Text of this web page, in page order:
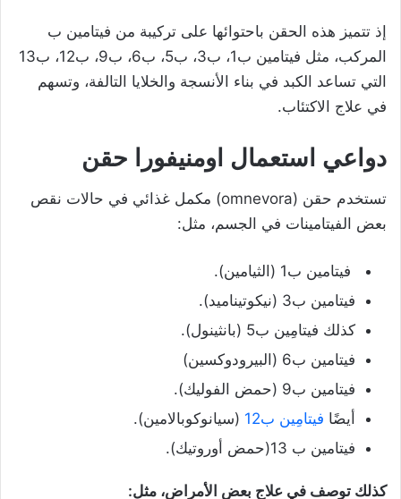
إذ تتميز هذه الحقن باحتوائها على تركيبة من فيتامين ب
المركب، مثل فيتامين ب1، ب3، ب5، ب6، ب9، ب12، ب13
التي تساعد الكبد في بناء الأنسجة والخلايا التالفة، وتسهم
في علاج الاكتئاب.
دواعي استعمال اومنيفورا حقن
تستخدم حقن (omnevora) مكمل غذائي في حالات نقص
بعض الفيتامينات في الجسم، مثل:
فيتامين ب1 (الثيامين).
فيتامين ب3 (نيكوتيناميد).
كذلك فيتامِين ب5 (بانثينول).
فيتامين ب6 (البيرودوكسين)
فيتامين ب9 (حمض الفوليك).
أيضًا فيتامِين ب12
(سيانوكوبالامين).
فيتامين ب 13(حمض أوروتيك).
كذلك توصف في علاج بعض الأمراض، مثل: